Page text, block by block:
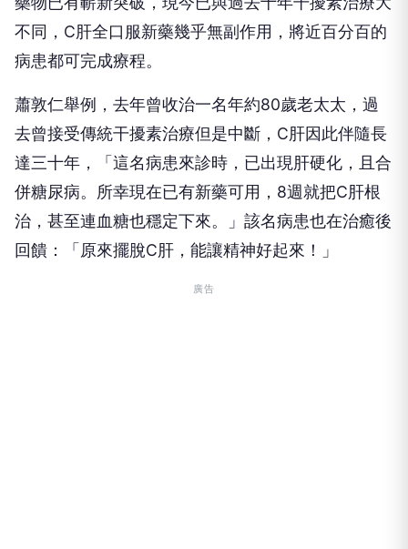
不同，C肝全口服新藥幾乎無副作用，將近百分百的
病患都可完成療程。
蕭敦仁舉例，去年曾收治一名年約80歲老太太，過
去曾接受傳統干擾素治療但是中斷，C肝因此伴隨長
達三十年，「這名病患來診時，已出現肝硬化，且合
併糖尿病。所幸現在已有新藥可用，8週就把C肝根
治，甚至連血糖也穩定下來。」該名病患也在治癒後
回饋：「原來擺脫C肝，能讓精神好起來！」
廣告